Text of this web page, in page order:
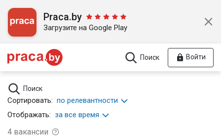
Praca.by
Загрузите на Google Play
Поиск Войти
Поиск
Сортировать: по релевантности
Отображать: за все время
4 вакансии